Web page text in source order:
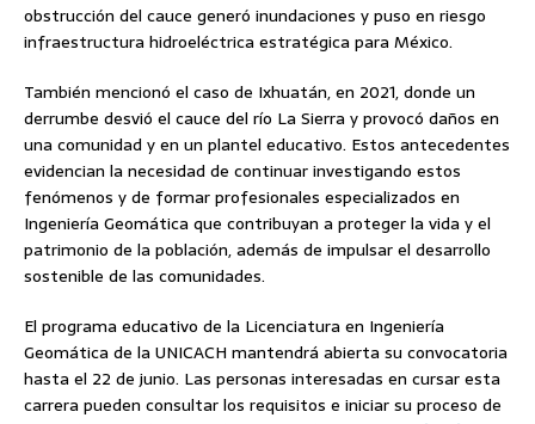
obstrucción del cauce generó inundaciones y puso en riesgo
infraestructura hidroeléctrica estratégica para México.
También mencionó el caso de Ixhuatán, en 2021, donde un
derrumbe desvió el cauce del río La Sierra y provocó daños en
una comunidad y en un plantel educativo. Estos antecedentes
evidencian la necesidad de continuar investigando estos
fenómenos y de formar profesionales especializados en
Ingeniería Geomática que contribuyan a proteger la vida y el
patrimonio de la población, además de impulsar el desarrollo
sostenible de las comunidades.
El programa educativo de la Licenciatura en Ingeniería
Geomática de la UNICACH mantendrá abierta su convocatoria
hasta el 22 de junio. Las personas interesadas en cursar esta
carrera pueden consultar los requisitos e iniciar su proceso de